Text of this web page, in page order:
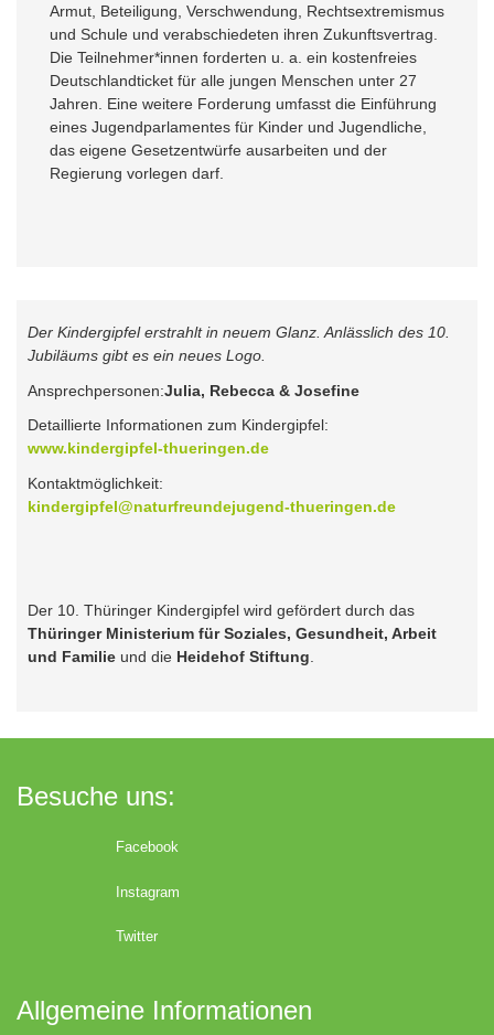
Armut, Beteiligung, Verschwendung, Rechtsextremismus
und Schule und verabschiedeten ihren Zukunftsvertrag.
Die Teilnehmer*innen forderten u. a. ein kostenfreies
Deutschlandticket für alle jungen Menschen unter 27
Jahren. Eine weitere Forderung umfasst die Einführung
eines Jugendparlamentes für Kinder und Jugendliche,
das eigene Gesetzentwürfe ausarbeiten und der
Regierung vorlegen darf.
Der Kindergipfel erstrahlt in neuem Glanz. Anlässlich des 10.
Jubiläums gibt es ein neues Logo.
Ansprechpersonen:Julia, Rebecca & Josefine
Detaillierte Informationen zum Kindergipfel:
www.kindergipfel-thueringen.de
Kontaktmöglichkeit:
kindergipfel@naturfreundejugend-thueringen.de
Der 10. Thüringer Kindergipfel wird gefördert durch das
Thüringer Ministerium für Soziales, Gesundheit, Arbeit
und Familie und die Heidehof Stiftung
Besuche uns:
Facebook
Instagram
Twitter
Allgemeine Informationen